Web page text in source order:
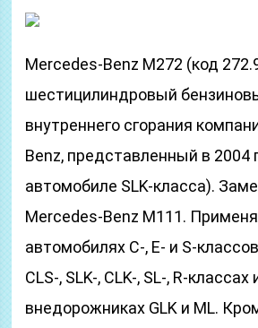
Mercedes-Benz M272 (код
шестицилиндровый
внутреннего сгорания
Benz, представленный в 2004
автомобиле SLK-класса).
Mercedes-Benz M111.
автомобилях C-, E- и S-
CLS-, SLK-, CLK-, SL-, R-классах
внедорожниках GLK и ML.